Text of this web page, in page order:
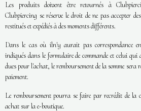
Les produits doivent être retournés à
Clubpiercing se réserve le droit de ne pas accepter
restitués et expédiés à des moments différents.
Dans le cas où iln'y aurait pas correspondance
indiqués dans le formulaire de commande et celui qui
dues pour l'achat, le remboursement de la somme sera
paiement.
Le remboursement pourra se faire par recrédit de la
achat sur la e-boutique.